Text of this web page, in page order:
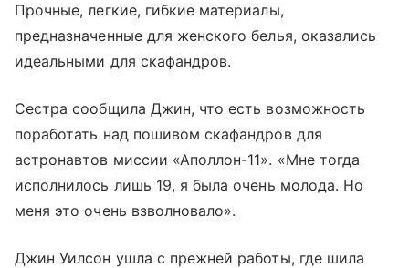
Прочные, легкие, гибкие материалы,
предназначенные для женского белья, оказались
идеальными для скафандров.
Сестра сообщила Джин, что есть возможность
поработать над пошивом скафандров для
астронавтов миссии «Аполлон-11». «Мне тогда
исполнилось лишь 19, я была очень молода. Но
меня это очень взволновало».
Джин Уилсон ушла с прежней работы, где шила